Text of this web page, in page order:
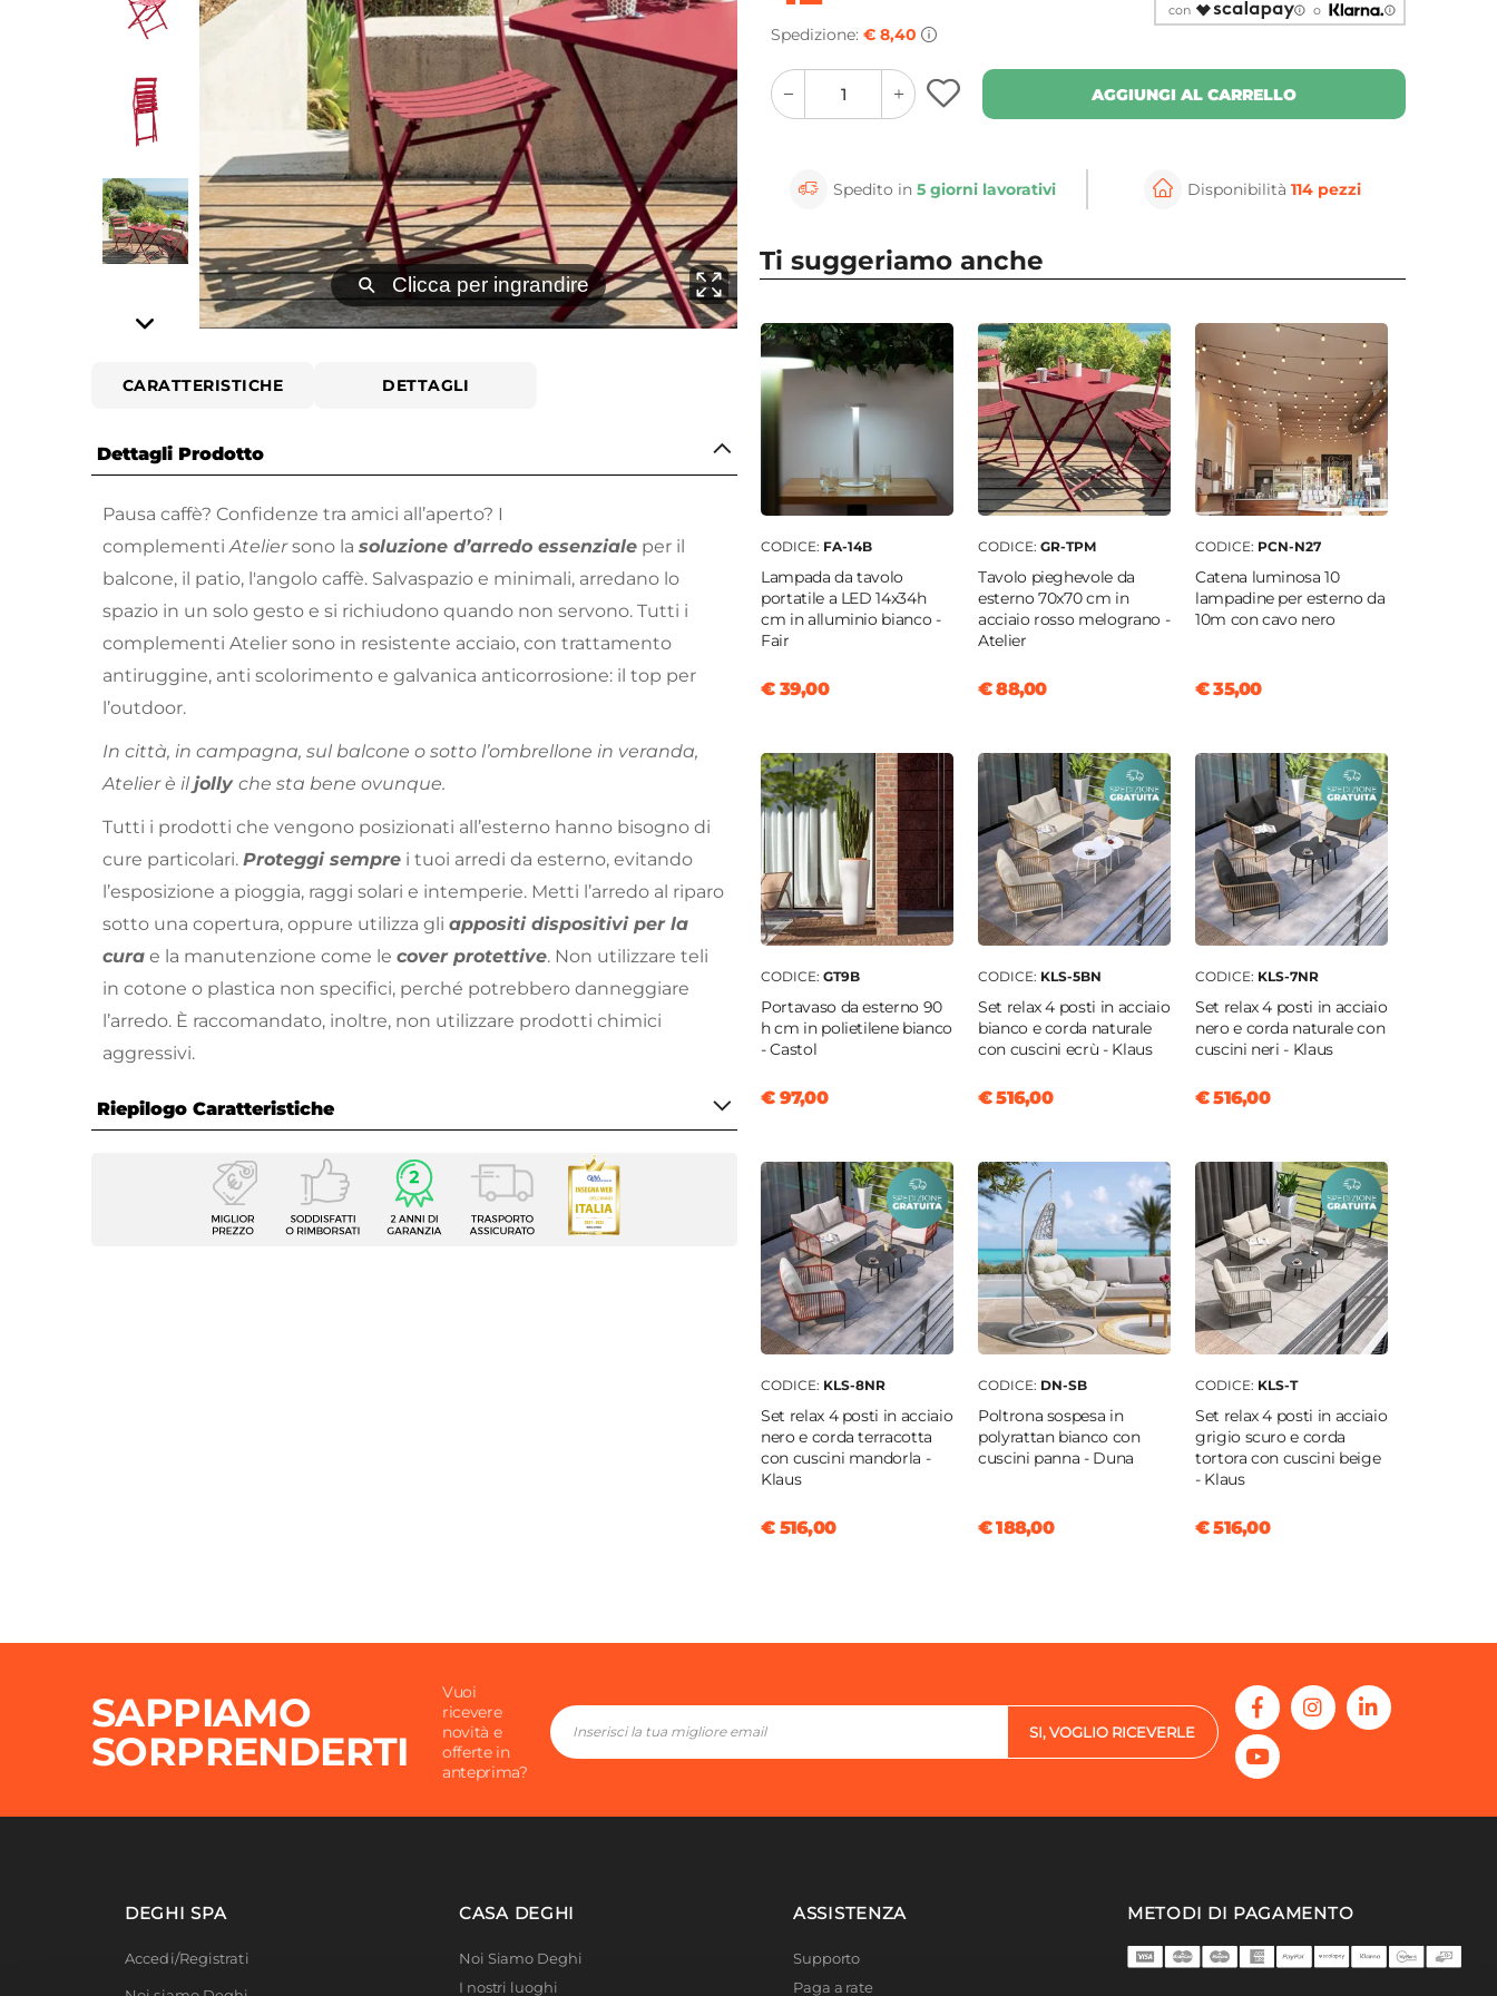
⚲ Clicca per ingrandire ⚲ Clicca per ingrandire
CARATTERISTICHE DETTAGLI
Dettagli Prodotto
Pausa caffè? Confidenze tra amici all’aperto? I
complementiAteliersono la soluzione d’arredo essenziale per il
balcone, il patio, l'angolo caffè. Salvaspazio e minimali, arredano lo
spazio in un solo gesto e si richiudono quando non servono. Tutti i
complementi Atelier sono in resistente acciaio, con trattamento
antiruggine, anti scolorimento e galvanica anticorrosione: il top per
l’outdoor.
In città, in campagna, sul balcone o sotto l’ombrellone in veranda,
Atelier è il jolly che sta bene ovunque.
Tutti i prodotti che vengono posizionati all’esterno hanno bisogno di
cure particolari. Proteggi sempre i tuoi arredi da esterno, evitando
l’esposizione a pioggia, raggi solari e intemperie. Metti l’arredo al riparo
sotto una copertura, oppure utilizza gli appositi dispositivi per la
cura e la manutenzione come le cover protettive. Non utilizzare teli
in cotone o plastica non specifici, perché potrebbero danneggiare
l’arredo. È raccomandato, inoltre, non utilizzare prodotti chimici
aggressivi.
Riepilogo Caratteristiche
Caratteristiche
Sedia da giardino|Sedia da
giardino
epossidica
Si Si
Spedizione: € 8,40
con
o
quantity
button
quantity
minus
button
AGGIUNGI AL CARRELLO
Spedito in5 giorni lavorativi Disponibilità 114 pezzi
Ti suggeriamo anche
CODICE: FA-14B
Lampada da tavolo
portatile a LED 14x34h
cm in alluminio bianco -
Fair
€ 39,00
CODICE: GR-TPM
Tavolo pieghevole da
esterno 70x70 cm in
acciaio rosso melograno -
Atelier
€ 88,00
CODICE: PCN-N27
Catena luminosa 10
lampadine per esterno da
10m con cavo nero
€ 35,00
CODICE: GT9B
Portavaso da esterno 90
h cm in polietilene bianco
- Castol
€ 97,00
CODICE: KLS-5BN
Set relax 4 posti in acciaio
bianco e corda naturale
con cuscini ecrù - Klaus
€ 516,00
CODICE: KLS-7NR
Set relax 4 posti in acciaio
nero e corda naturale con
cuscini neri - Klaus
€ 516,00
CODICE: KLS-8NR
Set relax 4 posti in acciaio
nero e corda terracotta
con cuscini mandorla -
Klaus
€ 516,00
CODICE: DN-SB
Poltrona sospesa in
polyrattan bianco con
cuscini panna - Duna
€ 188,00
CODICE: KLS-T
Set relax 4 posti in acciaio
grigio scuro e corda
tortora con cuscini beige
- Klaus
€ 516,00
SAPPIAMO
SORPRENDERTI
Vuoi
ricevere
novità e
offerte in
anteprima?
SI, VOGLIO RICEVERLE
DEGHI SPA
Accedi/Registrati
CASA DEGHI
Noi Siamo Deghi
I nostri luoghi
ASSISTENZA
Supporto
Paga a rate
METODI DI PAGAMENTO